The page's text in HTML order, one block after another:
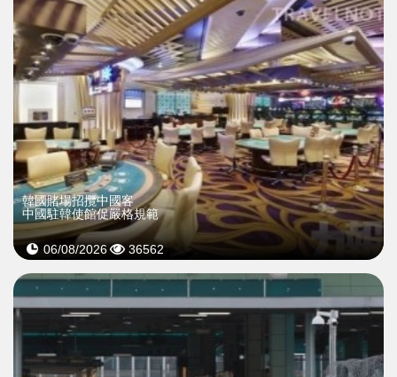
韓國賭場招攬中國客
中國駐韓使館促嚴格規範
06/08/2026 36562